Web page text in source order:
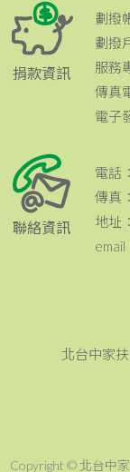
捐款資訊
劃撥
劃撥
服務
傳真
電子
聯絡資訊
電話
傳真
地址
email
北台中家
Copyright © 北台中